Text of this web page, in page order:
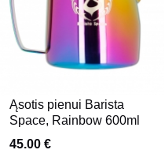
Ąsotis pienui Barista
Space, Rainbow 600ml
45.00 €